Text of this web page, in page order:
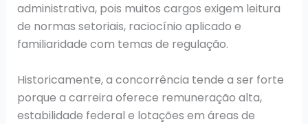
administrativa, pois muitos cargos exigem leitura
de normas setoriais, raciocínio aplicado e
familiaridade com temas de regulação.
Historicamente, a concorrência tende a ser forte
porque a carreira oferece remuneração alta,
estabilidade federal e lotações em áreas de